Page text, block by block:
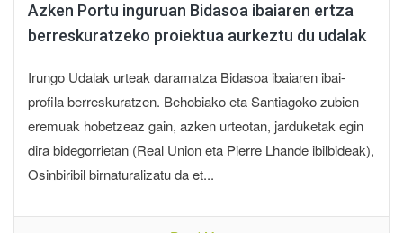
Azken Portu inguruan Bidasoa ibaiaren ertza
berreskuratzeko proiektua aurkeztu du udalak
Irungo Udalak urteak daramatza Bidasoa ibaiaren ibai-
profila berreskuratzen. Behobiako eta Santiagoko zubien
eremuak hobetzeaz gain, azken urteotan, jarduketak egin
dira bidegorrietan (Real Union eta Pierre Lhande ibilbideak),
Osinbiribil birnaturalizatu da et...